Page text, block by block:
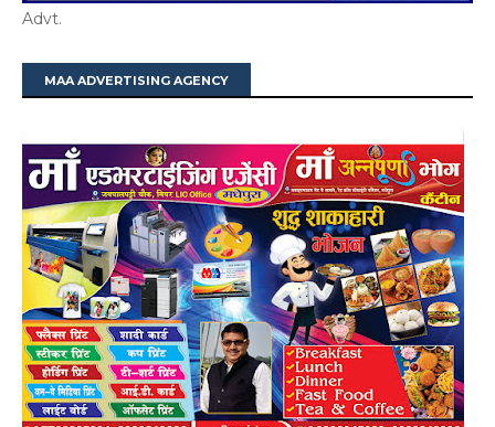
Advt.
MAA ADVERTISING AGENCY